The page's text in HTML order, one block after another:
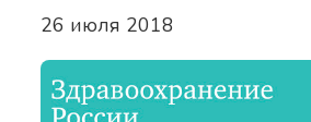
26 июля 2018